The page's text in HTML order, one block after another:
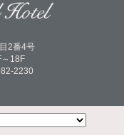
2番4号
18F
2230